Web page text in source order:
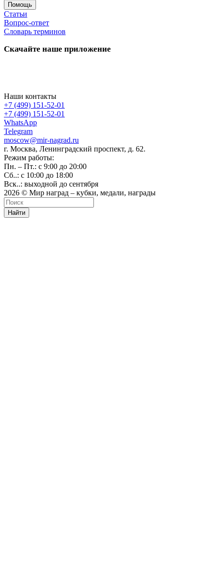
Помощь
Статьи
Вопрос-ответ
Словарь терминов
Скачайте наше приложение
Наши контакты
+7 (499) 151-52-01
+7 (499) 151-52-01
WhatsApp
Telegram
moscow@mir-nagrad.ru
г. Москва, Ленинградский проспект, д. 62.
Режим работы:
Пн. – Пт.: с 9:00 до 20:00
Сб..: с 10:00 до 18:00
Вск..: выходной до сентября
2026 © Мир наград – кубки, медали, награды
Найти